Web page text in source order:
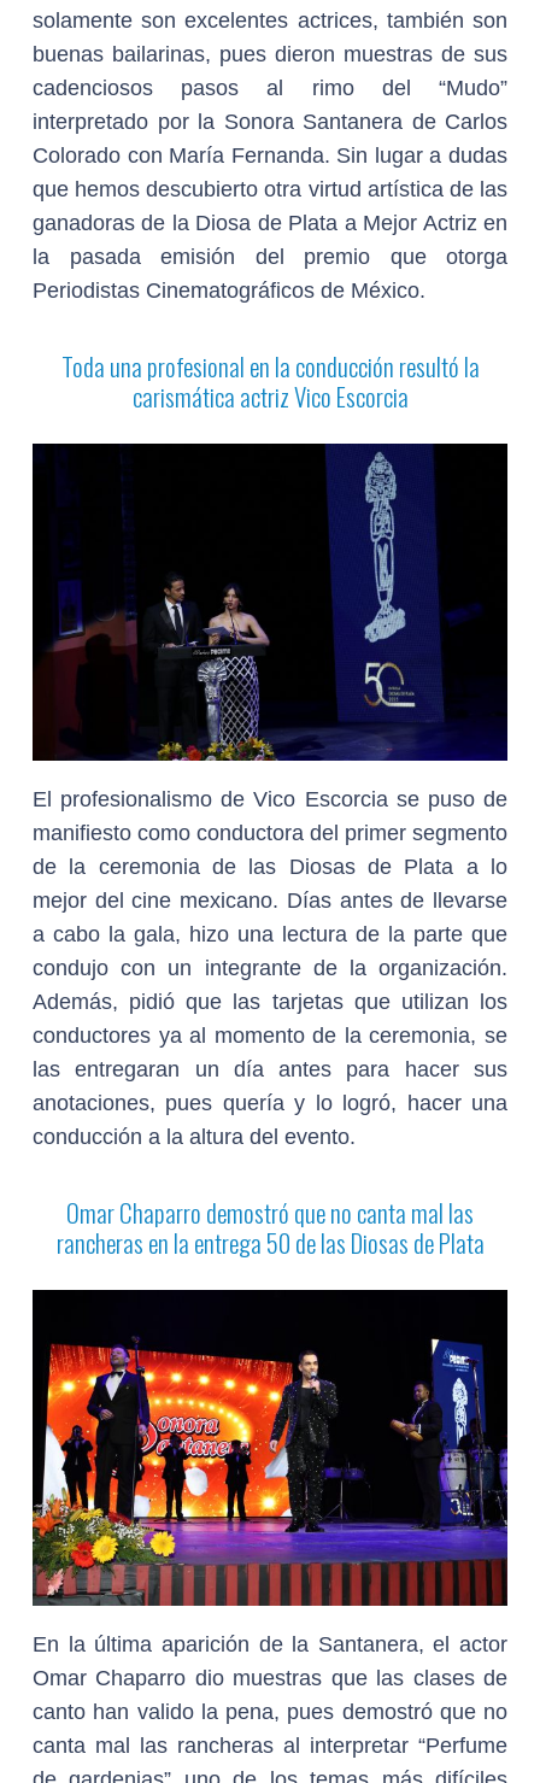
solamente son excelentes actrices, también son
buenas bailarinas, pues dieron muestras de sus
cadenciosos pasos al rimo del “Mudo”
interpretado por la Sonora Santanera de Carlos
Colorado con María Fernanda. Sin lugar a dudas
que hemos descubierto otra virtud artística de las
ganadoras de la Diosa de Plata a Mejor Actriz en
la pasada emisión del premio que otorga
Periodistas Cinematográficos de México.
Toda una profesional en la conducción resultó la
carismática actriz Vico Escorcia
El profesionalismo de Vico Escorcia se puso de
manifiesto como conductora del primer segmento
de la ceremonia de las Diosas de Plata a lo
mejor del cine mexicano. Días antes de llevarse
a cabo la gala, hizo una lectura de la parte que
condujo con un integrante de la organización.
Además, pidió que las tarjetas que utilizan los
conductores ya al momento de la ceremonia, se
las entregaran un día antes para hacer sus
anotaciones, pues quería y lo logró, hacer una
conducción a la altura del evento.
Omar Chaparro demostró que no canta mal las
rancheras en la entrega 50 de las Diosas de Plata
En la última aparición de la Santanera, el actor
Omar Chaparro dio muestras que las clases de
canto han valido la pena, pues demostró que no
canta mal las rancheras al interpretar “Perfume